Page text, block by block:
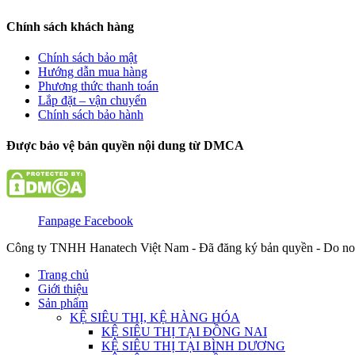
Chính sách khách hàng
Chính sách bảo mật
Hướng dẫn mua hàng
Phương thức thanh toán
Lắp đặt – vận chuyển
Chính sách bảo hành
Được bảo vệ bản quyền nội dung từ DMCA
Fanpage Facebook
Công ty TNHH Hanatech Việt Nam - Đã đăng ký bản quyền - Do
Trang chủ
Giới thiệu
Sản phẩm
KỆ SIÊU THỊ, KỆ HÀNG HÓA
KỆ SIÊU THỊ TẠI ĐỒNG NAI
KỆ SIÊU THỊ TẠI BÌNH DƯƠNG